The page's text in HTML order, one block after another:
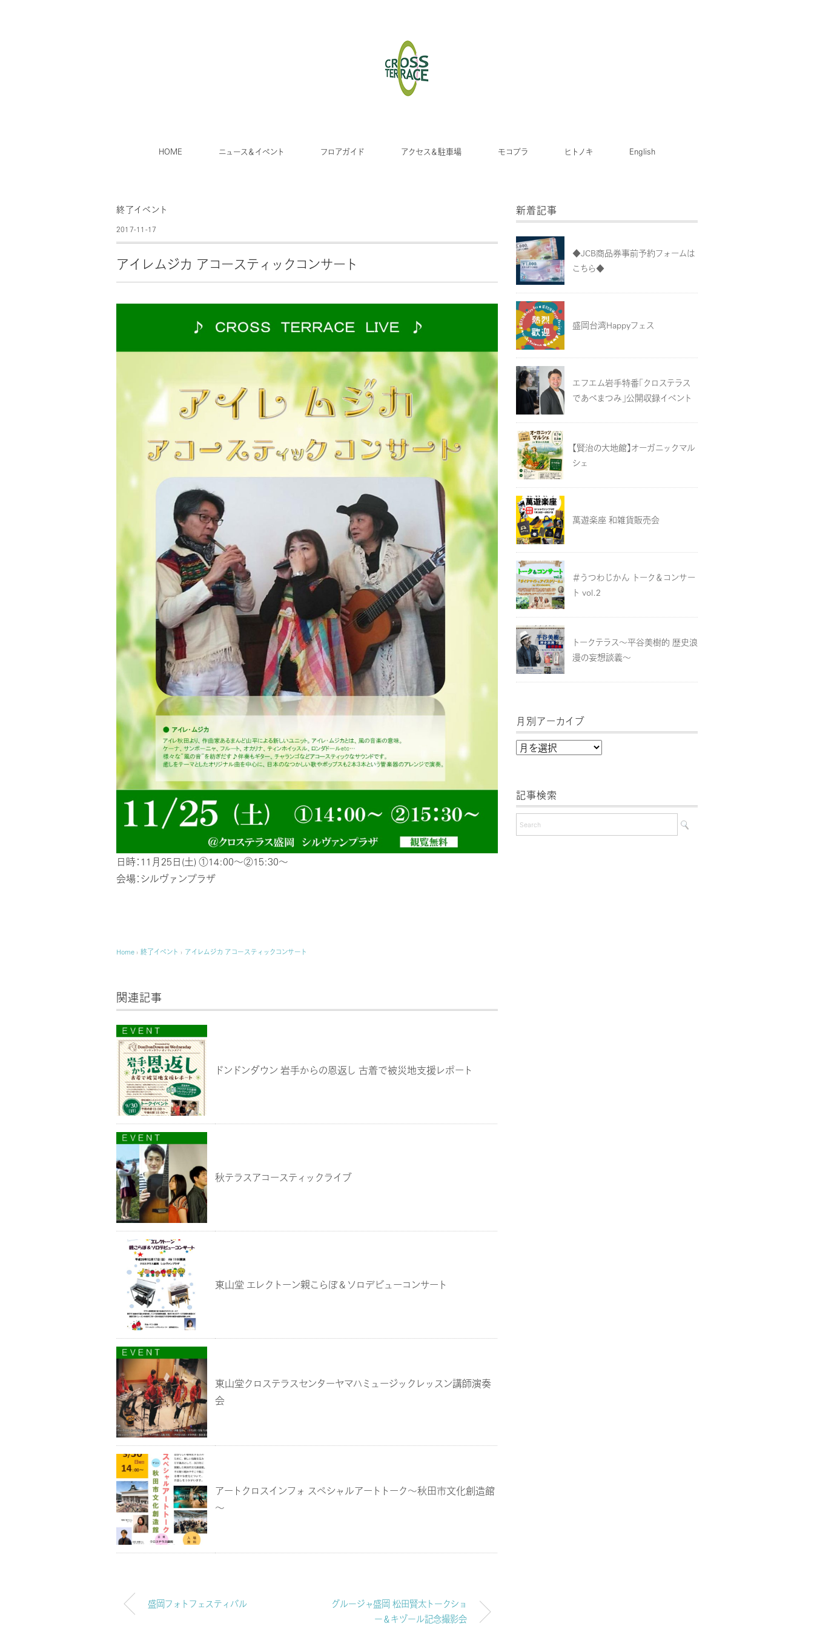
HOME ニュース＆イベント フロアガイド アクセス＆駐車場 モコプラ ヒトノキ English
終了イベント
2017-11-17
アイレムジカ アコースティックコンサート
日時：11月25日(土) ①14:00～②15:30～
会場：シルヴァンプラザ
Home › 終了イベント › アイレムジカ アコースティックコンサート
関連記事
ドンドンダウン 岩手からの恩返し 古着で被災地支援レポート
秋テラスアコースティックライブ
東山堂 エレクトーン親こらぼ＆ソロデビューコンサート
東山堂クロステラスセンターヤマハミュージックレッスン講師演奏
会
アートクロスインフォ スペシャルアートトーク～秋田市文化創造館
～
盛岡フォトフェスティバル
グルージャ盛岡 松田賢太トークショ
ー＆キヅール記念撮影会
新着記事
◆JCB商品券事前予約フォームは
こちら◆
盛岡台湾Happyフェス
エフエム岩手特番「クロステラス
であべまつみ」公開収録イベント
【賢治の大地館】オーガニックマル
シェ
萬遊楽座 和雑貨販売会
＃うつわじかん トーク＆コンサー
ト vol.2
トークテラス～平谷美樹的 歴史浪
漫の妄想談義～
月別アーカイブ
月
ー
カ
記事検索